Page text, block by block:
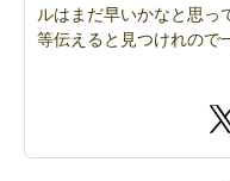
ルはまだ早いかなと思っ
等伝えると見つけれので